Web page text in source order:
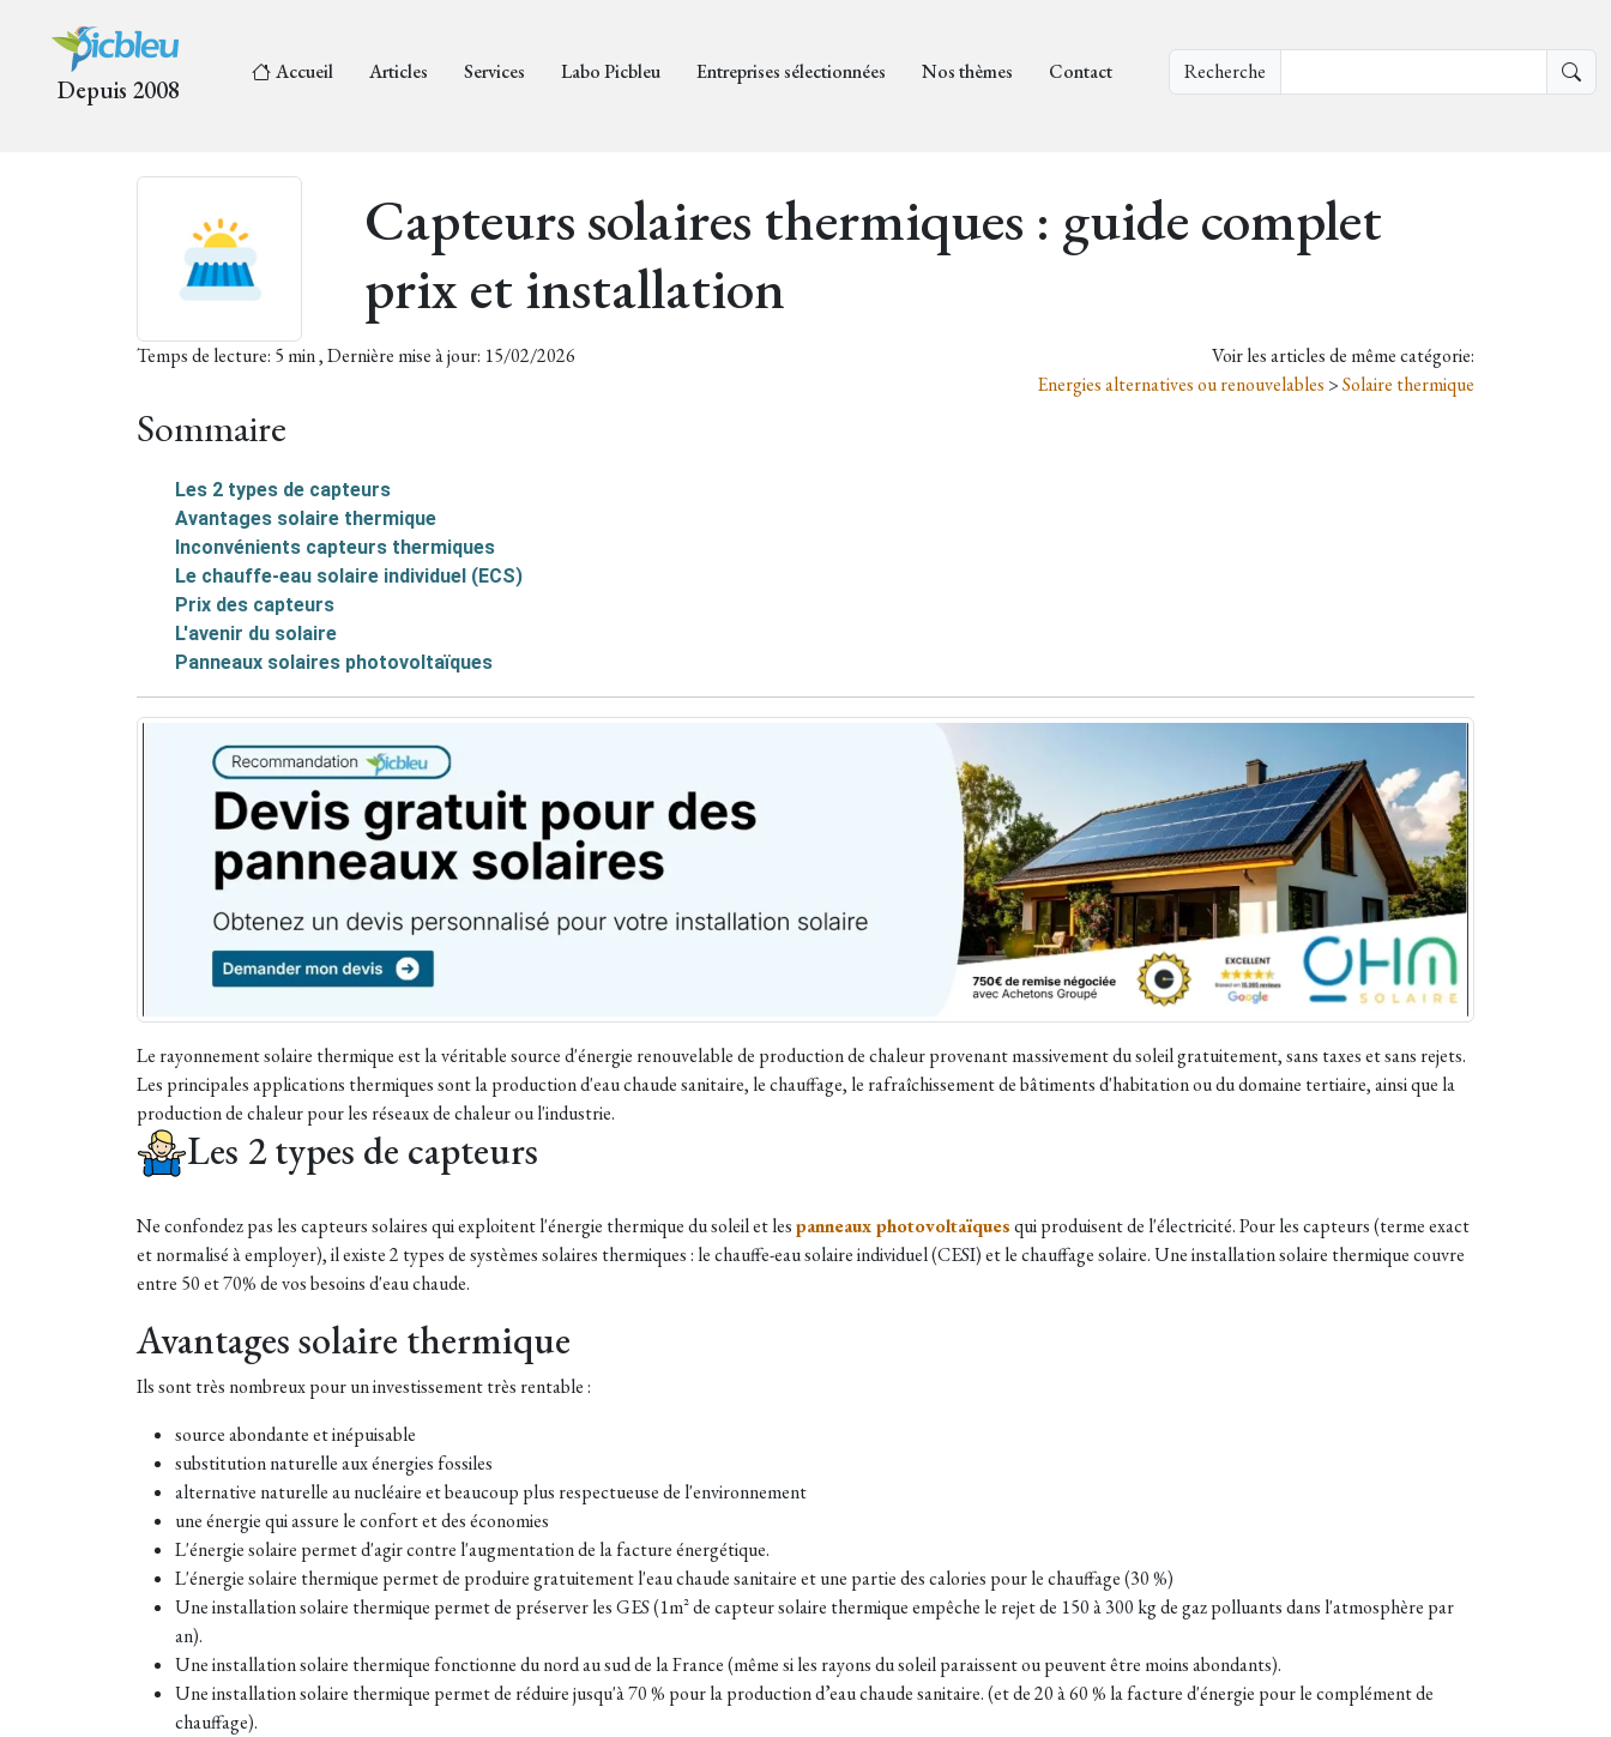
Depuis 2008
Accueil Articles Services Labo Picbleu Entreprises sélectionnées Nos thèmes Contact Recherche
Capteurs solaires thermiques : guide complet
prix et installation
Temps de lecture: 5 min , Dernière mise à jour: 15/02/2026
Voir les articles de même catégorie:
Energies alternatives ou renouvelables >Solaire thermique
Sommaire
Les 2 types de capteurs
Avantages solaire thermique
Inconvénients capteurs thermiques
Le chauffe-eau solaire individuel (ECS)
Prix des capteurs
L'avenir du solaire
Panneaux solaires photovoltaïques
Le rayonnement solaire thermique est la véritable source d'énergie renouvelable de production de chaleur provenant massivement du soleil gratuitement, sans taxes et sans rejets.
Les principales applications thermiques sont la production d'eau chaude sanitaire, le chauffage, le rafraîchissement de bâtiments d'habitation ou du domaine tertiaire, ainsi que la
production de chaleur pour les réseaux de chaleur ou l'industrie.
Les 2 types de capteurs
Ne confondez pas les capteurs solaires qui exploitent l'énergie thermique du soleil et lespanneaux photovoltaïquesqui produisent de l'électricité. Pour les capteurs (terme exact
et normalisé à employer), il existe 2 types de systèmes solaires thermiques : le chauffe-eau solaire individuel (CESI) et le chauffage solaire. Une installation solaire thermique couvre
entre 50 et 70% de vos besoins d'eau chaude.
Avantages solaire thermique
Ils sont très nombreux pour un investissement très rentable :​
source abondante et inépuisable
substitution naturelle aux énergies fossiles
alternative naturelle au nucléaire et beaucoup plus respectueuse de l'environnement
une énergie qui assure le confort et des économies
L'énergie solaire permet d'agir contre l'augmentation de la facture énergétique.
L'énergie solaire thermique permet de produire gratuitement l'eau chaude sanitaire et une partie des calories pour le chauffage (30 %)
Une installation solaire thermique permet de préserver les GES (1m² de capteur solaire thermique empêche le rejet de 150 à 300 kg de gaz polluants dans l'atmosphère par
an).
Une installation solaire thermique fonctionne du nord au sud de la France (même si les rayons du soleil paraissent ou peuvent être moins abondants).
Une installation solaire thermique permet de réduire jusqu'à 70 % pour la production d’eau chaude sanitaire. (et de 20 à 60 % la facture d'énergie pour le complément de
chauffage).